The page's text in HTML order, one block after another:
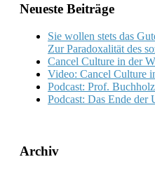
Neueste Beiträge
Sie wollen stets das
Zur Paradoxalität des
Cancel Culture in der
Video: Cancel Culture
Podcast: Prof.
Podcast: Das Ende der
Archiv